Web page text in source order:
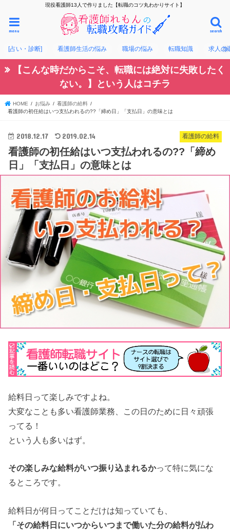
現役看護師13人で作りました【転職のコツ丸わかりサイト】
search
menu
[占い・診断] 看護師生活の悩み 職場の悩み 転職知識 求人の
【こんな時だからこそ、転職には絶対に失敗したく
ない。】という人はコチラ
HOME お悩み
看護師の給料
看護師の初任給はいつ支払われるの??「締め日」「支払日」の意味とは
看護師の給料
2018.12.17 2019.02.14
看護師の初任給はいつ支払われるの??「締め
日」「支払日」の意味とは
給料日って楽しみですよね。
大変なことも多い看護師業務、この日のために日々頑張
ってる！
という人も多いはず。
その楽しみな給料がいつ振り込まれるかって特に気にな
るところです。
給料日が何日ってことだけは知っていても、
「その給料日にいつからいつまで働いた分の給料が払わ